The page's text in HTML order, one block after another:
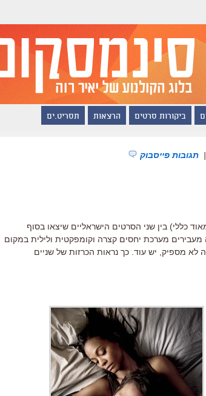
ביקורות סרטים הרצאות תסריט.ים
| תגובות פייסבוק
כללי) בין שני הסרטים הישראליים שיצאו בסוף
גבר ואשה מעבירים מערכת יחסים קצרה וקומפקטית ולילית במקום
לא מספיק, יש עוד. כך נראות הכרזות של שניים